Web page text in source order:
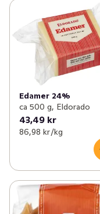
Edamer 24%
ca 500 g, Eldorado
43,49 kr
86,98 kr /kg